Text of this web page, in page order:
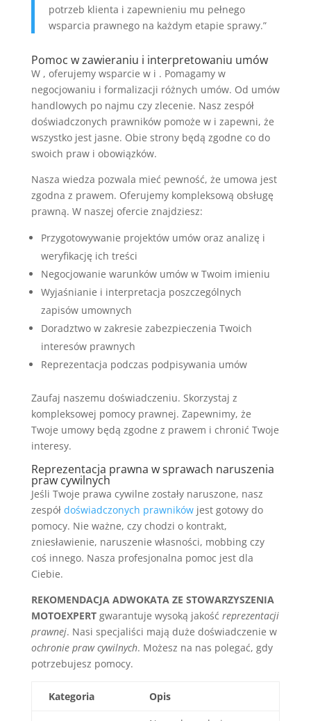
potrzeb klienta i zapewnieniu mu pełnego
wsparcia prawnego na każdym etapie sprawy.”
Pomoc w zawieraniu i interpretowaniu umów
W , oferujemy wsparcie w i . Pomagamy w
negocjowaniu i formalizacji różnych umów. Od umów
handlowych po najmu czy zlecenie. Nasz zespół
doświadczonych prawników pomoże w i zapewni, że
wszystko jest jasne. Obie strony będą zgodne co do
swoich praw i obowiązków.
Nasza wiedza pozwala mieć pewność, że umowa jest
zgodna z prawem. Oferujemy kompleksową obsługę
prawną. W naszej ofercie znajdziesz:
Przygotowywanie projektów umów oraz analizę i
weryfikację ich treści
Negocjowanie warunków umów w Twoim imieniu
Wyjaśnianie i interpretacja poszczególnych
zapisów umownych
Doradztwo w zakresie zabezpieczenia Twoich
interesów prawnych
Reprezentacja podczas podpisywania umów
Zaufaj naszemu doświadczeniu. Skorzystaj z
kompleksowej pomocy prawnej. Zapewnimy, że
Twoje umowy będą zgodne z prawem i chronić Twoje
interesy.
Reprezentacja prawna w sprawach naruszenia
praw cywilnych
Jeśli Twoje prawa cywilne zostały naruszone, nasz
zespół doświadczonych prawnikówjest gotowy do
pomocy. Nie ważne, czy chodzi o kontrakt,
zniesławienie, naruszenie własności, mobbing czy
coś innego. Nasza profesjonalna pomoc jest dla
Ciebie.
REKOMENDACJA ADWOKATA ZE STOWARZYSZENIA
MOTOEXPERTgwarantuje wysoką jakość reprezentacji
prawnej. Nasi specjaliści mają duże doświadczenie w
ochronie praw cywilnych. Możesz na nas polegać, gdy
potrzebujesz pomocy.
Kategoria Opis